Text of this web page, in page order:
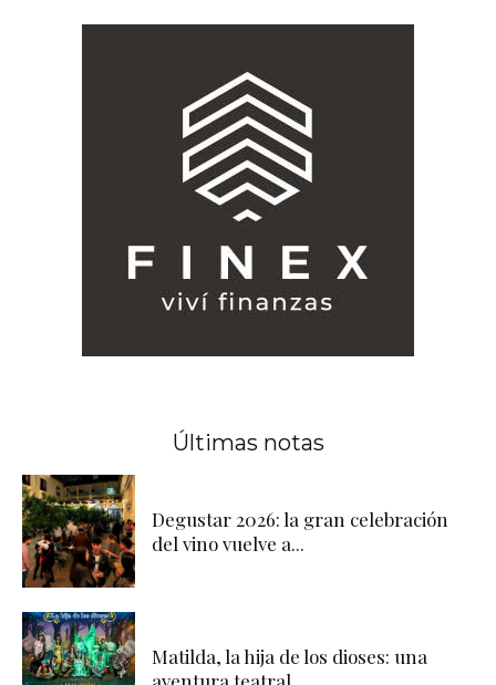
Últimas notas
Degustar 2026: la gran celebración
del vino vuelve a...
Matilda, la hija de los dioses: una